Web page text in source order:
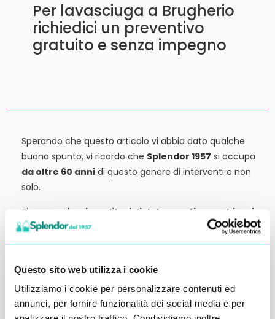
Questo sito web utilizza i cookie
Utilizziamo i cookie per personalizzare contenuti ed
annunci, per fornire funzionalità dei social media e per
Per lavasciuga a Brugherio
richiedici un preventivo
gratuito e senza impegno
Sperando che questo articolo vi abbia dato qualche
buono spunto, vi ricordo che Splendor 1957 si occupa
da oltre 60 anni di questo genere di interventi e non
solo.
Siamo anche
rivenditori di detergenti, macchinari
ed attrezzature:
tutto ciò che potrebbe servirvi,
potete trovarlo in vendita presso la nostra sede.
Contattateci qui per preventivi o anche solo per
Ci vediamo al prossimo articolo.